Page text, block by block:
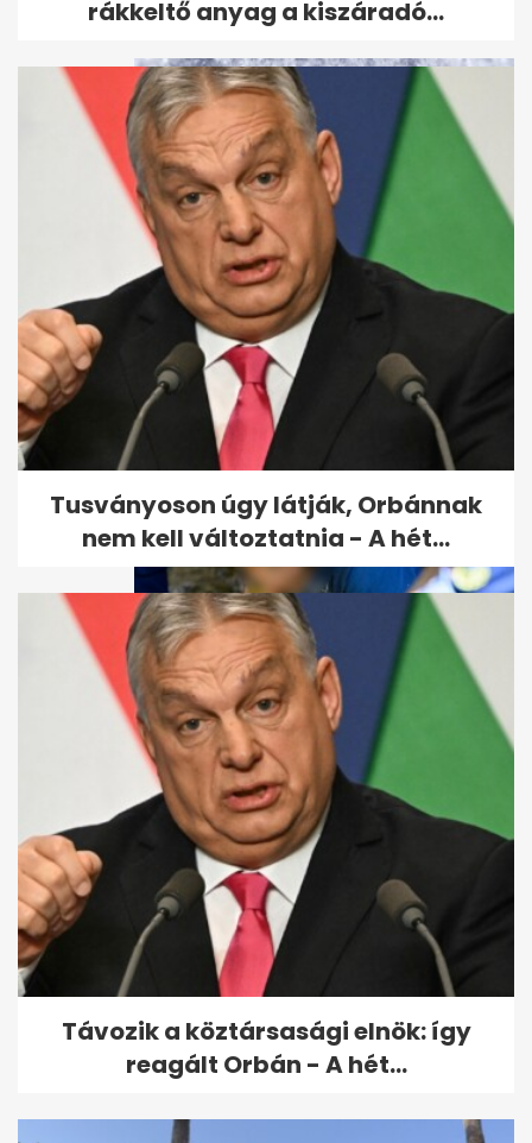
Tényleg megérkezett a tél:
videón a budapesti
hószállingózás,...
Kilőtt farkas: letartóztatták a
9 éves gyerek apját és társát
rákkeltő anyag a kiszáradó...
Tusványoson úgy látják, Orbánnak
nem kell változtatnia - A hét...
Távozik a köztársasági elnök: így
reagált Orbán - A hét...